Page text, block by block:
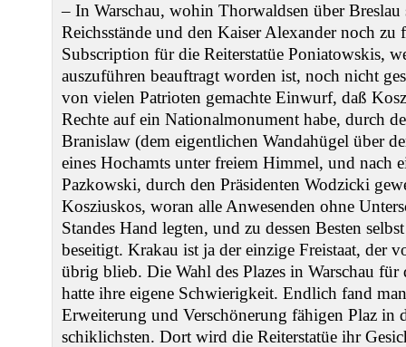
‒ In Warschau, wohin Thorwaldsen über
Reichsstände und den Kaiser Alexander noch
Subscription für die Reiterstatüe Poniatowskis,
auszuführen beauftragt worden ist, noch nicht
von vielen Patrioten gemachte Einwurf, daß
Rechte auf ein Nationalmonument habe, durch
Branislaw (dem eigentlichen Wandahügel über
eines Hochamts unter freiem Himmel, und nach
Pazkowski, durch den Präsidenten Wodzicki
Kosziuskos, woran alle Anwesenden ohne
Standes Hand legten, und zu dessen Besten
beseitigt. Krakau ist ja der einzige Freistaat, der
übrig blieb. Die Wahl des Plazes in Warschau
hatte ihre eigene Schwierigkeit. Endlich fand
Erweiterung und Verschönerung fähigen Plaz in
schiklichsten. Dort wird die Reiterstatüe ihr